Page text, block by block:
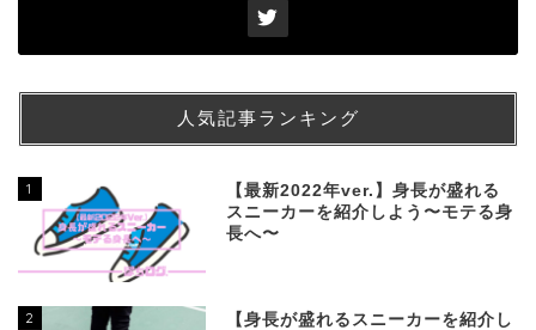
人気記事ランキング
1
【最新2022年ver.】身長が盛れる
スニーカーを紹介しよう〜モテる身
長へ〜
2
【身長が盛れるスニーカーを紹介し